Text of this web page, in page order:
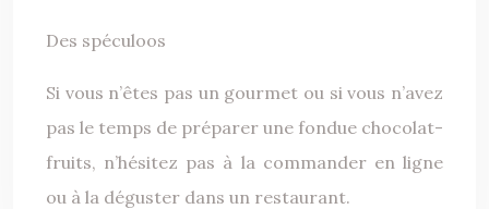
Des spéculoos
Si vous n’êtes pas un gourmet ou si vous n’avez
pas le temps de préparer une fondue chocolat-
fruits, n’hésitez pas à la commander en ligne
ou à la déguster dans un restaurant.